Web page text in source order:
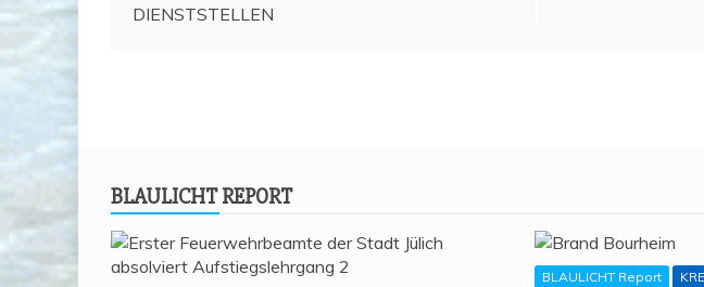
DIENSTSTELLEN
BLAU­LICHT REPORT
BLAULICHT Report